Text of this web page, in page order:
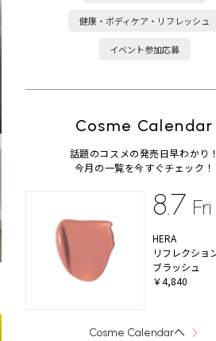
健康・ボディケア・リフレッシュ
イベント参加応募
Cosme Calendar
話題のコスメの発売日早わかり！
今月の一覧を今すぐチェック！
8.7 Fri
HERA
リフレクショ
ブラッシュ
￥4,840
Cosme Calendarへ